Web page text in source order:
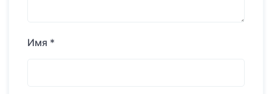
Имя *